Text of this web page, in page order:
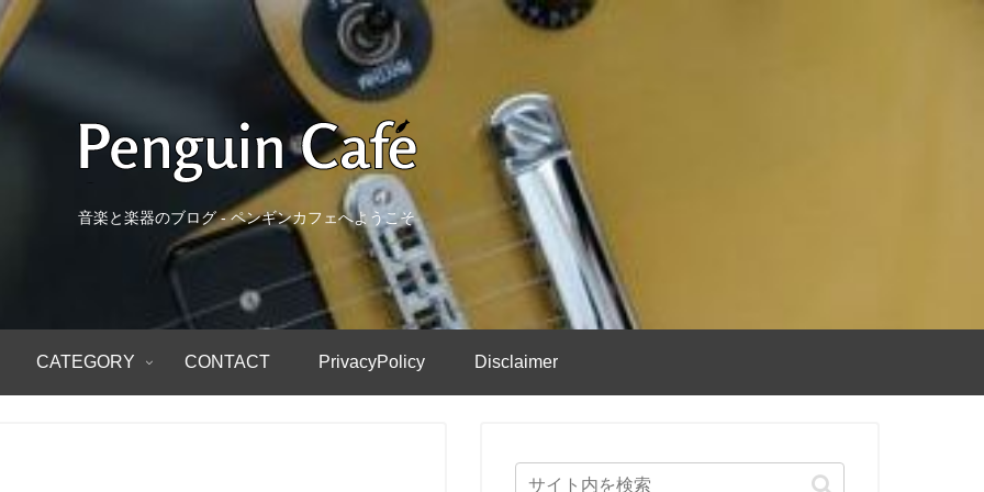
音楽と楽器のブログ - ペンギンカフェへようこそ
CATEGORY CONTACT PrivacyPolicy Disclaimer